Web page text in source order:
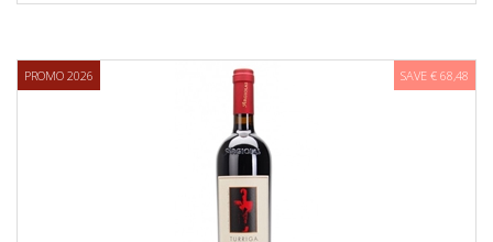
PROMO 2026 SAVE € 68,48